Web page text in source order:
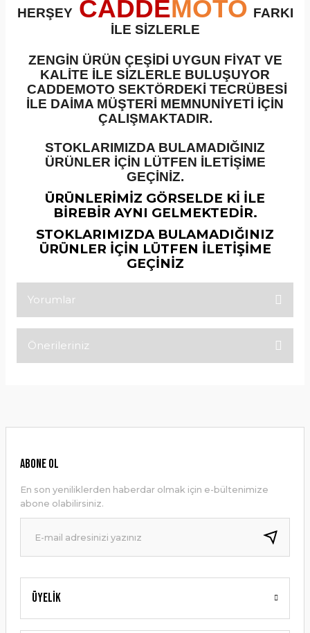
HERŞEY CADDEMOTO FARKI
İLE SİZLERLE
ZENGİN ÜRÜN ÇEŞİDİ UYGUN FİYAT VE
KALİTE İLE SİZLERLE BULUŞUYOR
CADDEMOTO SEKTÖRDEKİ TECRÜBESİ
İLE DAİMA MÜŞTERİ MEMNUNİYETİ İÇİN
ÇALIŞMAKTADIR.
STOKLARIMIZDA BULAMADIĞINIZ
ÜRÜNLER İÇİN LÜTFEN İLETİŞİME
GEÇİNİZ.
ÜRÜNLERİMİZ GÖRSELDE Kİ İLE
BİREBİR AYNI GELMEKTEDİR.
STOKLARIMIZDA BULAMADIĞINIZ
ÜRÜNLER İÇİN LÜTFEN İLETİŞİME
GEÇİNİZ
Yorumlar
Önerileriniz
Ürün resmi kalitesiz, bozuk veya görüntülenemiyor.
Ürün bilgilerinde hatalar bulunuyor.
Ürün fiyatı diğer sitelerden daha pahalı.
Bu ürüne benzer farklı alternatifler olmalı.
Gönder
Üyelik
ABONE OL
En son yeniliklerden haberdar olmak için e-bültenimize
abone olabilirsiniz.